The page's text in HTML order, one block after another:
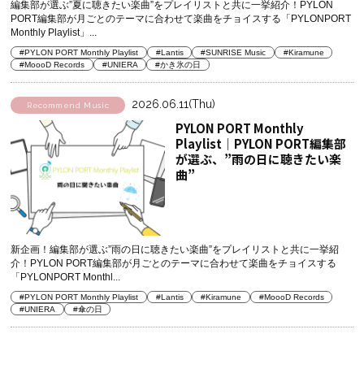
編集部が選ぶ”夏に聴きたい楽曲”をプレイリストと共に一挙紹介！PYLON
PORT編集部が月ごとのテーマに合わせて楽曲をチョイスする「PYLONPORT
Monthly Playlist」...
#PYLON PORT Monthly Playlist #Lantis #SUNRISE Music
#Kiramune
#MoooD Records
#UNIERA #かき氷の日
Recommend Music 2026.06.11(Thu)
PYLON PORT Monthly
Playlist│PYLON PORT編集部
が選ぶ、”雨の日に聴きたい楽
曲”
新企画！編集部が選ぶ”雨の日に聴きたい楽曲”をプレイリストと共に一挙紹
介！PYLON PORT編集部が月ごとのテーマに合わせて楽曲をチョイスする
「PYLONPORT Monthl...
#PYLON PORT Monthly Playlist #Lantis #Kiramune
#MoooD Records
#UNIERA
#傘の日